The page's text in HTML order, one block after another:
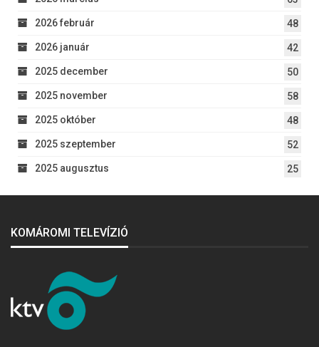
2026 február 48
2026 január 42
2025 december 50
2025 november 58
2025 október 48
2025 szeptember 52
2025 augusztus 25
KOMÁROMI TELEVÍZIÓ